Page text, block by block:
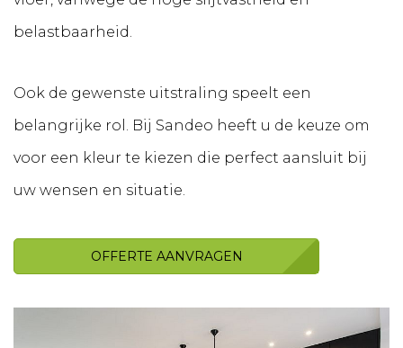
belastbaarheid.
Ook de gewenste uitstraling speelt een
belangrijke rol. Bij Sandeo heeft u de keuze om
voor een kleur te kiezen die perfect aansluit bij
uw wensen en situatie.
OFFERTE AANVRAGEN